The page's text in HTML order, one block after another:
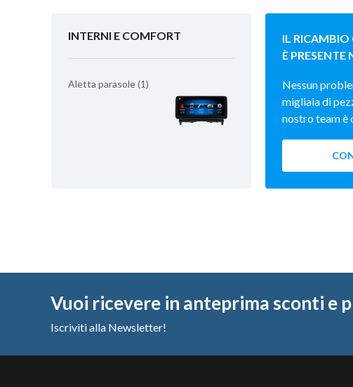
INTERNI E COMFORT
Aletta parasole (1)
IL RICAMBIO
È PRESENTE
Nessun
migliaia di
nostro team è
Vuoi ricevere in anteprima sconti e
Iscriviti alla Newsletter!